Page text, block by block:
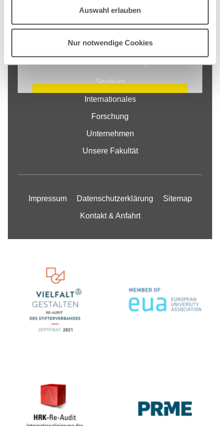
Auswahl erlauben
Nur notwendige Cookies
zu akzeptieren. Alles zum Thema Cookies
und personenbezogene Datenverarbeitung
entnehmen Sie unserer
COOKIE EINSTELLUNGEN
Fakultät
Studium
Internationales
Forschung
Unternehmen
Unsere Fakultät
Impressum Datenschutzerklärung Sitemap
Kontakt & Anfahrt